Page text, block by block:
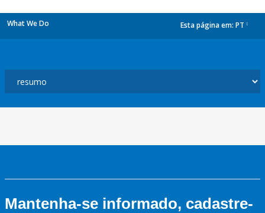
What We Do Esta página em: PT
Mantenha-se informado, cadastre-